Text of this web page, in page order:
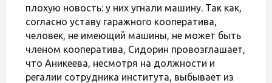
плохую новость: у них угнали машину. Так как,
согласно уставу гаражного кооператива,
человек, не имеющий машины, не может быть
членом кооператива, Сидорин провозглашает,
что Аникеева, несмотря на должности и
регалии сотрудника института, выбывает из